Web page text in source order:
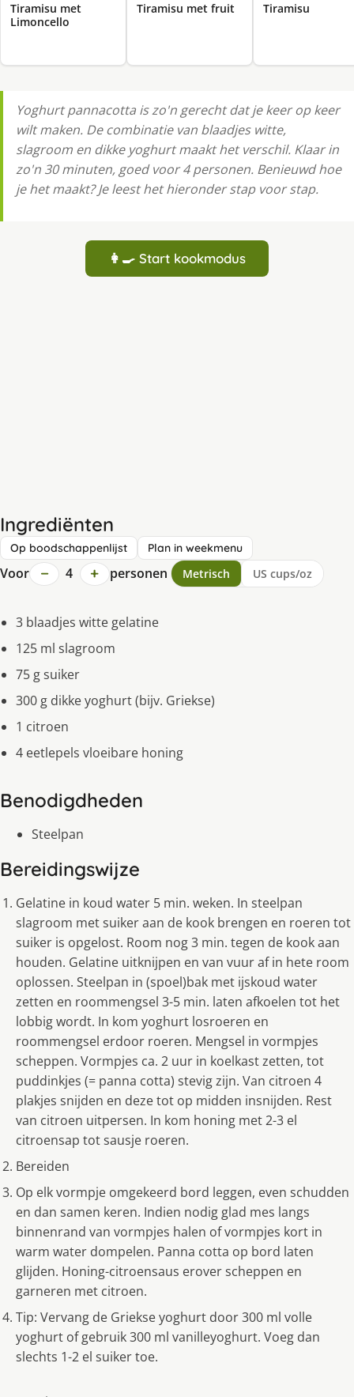
Tiramisu met
Limoncello
Tiramisu met fruit Tiramisu
Yoghurt pannacotta is zo'n gerecht dat je keer op keer
wilt maken. De combinatie van blaadjes witte,
slagroom en dikke yoghurt maakt het verschil. Klaar in
zo'n 30 minuten, goed voor 4 personen. Benieuwd hoe
je het maakt? Je leest het hieronder stap voor stap.
👩‍🍳 Start kookmodus
Ingrediënten
Op boodschappenlijst Plan in weekmenu
Voor − 4 + personen Metrisch US cups/oz
3 blaadjes witte gelatine
125 ml slagroom
75 g suiker
300 g dikke yoghurt (bijv. Griekse)
1 citroen
4 eetlepels vloeibare honing
Benodigdheden
Steelpan
Bereidingswijze
Gelatine in koud water 5 min. weken. In steelpan
slagroom met suiker aan de kook brengen en roeren tot
suiker is opgelost. Room nog 3 min. tegen de kook aan
houden. Gelatine uitknijpen en van vuur af in hete room
oplossen. Steelpan in (spoel)bak met ijskoud water
zetten en roommengsel 3-5 min. laten afkoelen tot het
lobbig wordt. In kom yoghurt losroeren en
roommengsel erdoor roeren. Mengsel in vormpjes
scheppen. Vormpjes ca. 2 uur in koelkast zetten, tot
puddinkjes (= panna cotta) stevig zijn. Van citroen 4
plakjes snijden en deze tot op midden insnijden. Rest
van citroen uitpersen. In kom honing met 2-3 el
citroensap tot sausje roeren.
Bereiden
Op elk vormpje omgekeerd bord leggen, even schudden
en dan samen keren. Indien nodig glad mes langs
binnenrand van vormpjes halen of vormpjes kort in
warm water dompelen. Panna cotta op bord laten
glijden. Honing-citroensaus erover scheppen en
garneren met citroen.
Tip: Vervang de Griekse yoghurt door 300 ml volle
yoghurt of gebruik 300 ml vanilleyoghurt. Voeg dan
slechts 1-2 el suiker toe.